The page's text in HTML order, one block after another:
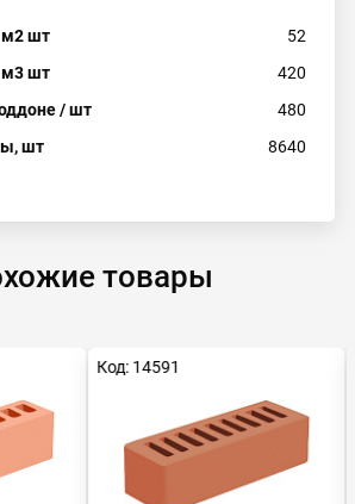
м2 шт
52
м3 шт
420
/ шт
480
шт
8640
товары
Код: 14591